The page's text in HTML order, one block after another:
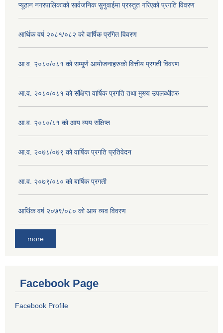
प्यूठान नगरपालिकाको सार्वजनिक सुनुवाईमा प्रस्तुत गरिएको प्रगति विवरण
आर्थिक वर्ष २०८१/०८२ को वार्षिक प्रगित विवरण
आ.व. २०८०/०८१ को सम्पू्र्ण आयोजनाहरुको वित्तीय प्रगती विवरण
आ.व. २०८०/०८१ को संक्षिप्त वार्षिक प्रगति तथा मुख्य उपलब्धीहरु
आ.व. २०८०/८१ को आय व्यय संक्षिप्त
आ.व. २०७८/०७९ को वार्षिक प्रगति प्रतिवेदन
आ.व. २०७९/०८० को बार्षिक प्रगती
आर्थिक वर्ष २०७९/०८० को आय व्यव विवरण
more
Facebook Page
Facebook Profile